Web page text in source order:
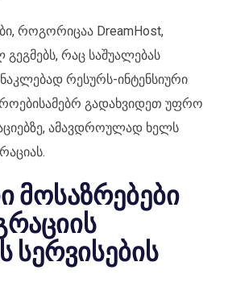
როგორიცაა DreamHost,
რაც საშუალებას
რესურს-ინტენსიური
გადახვიდეთ უფრო
ამავდროულად ხელს
მოსაზრებები
სერვისების